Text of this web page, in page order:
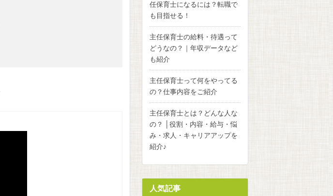
任保育士になるには？転職で
も目指せる！
主任保育士の給料・待遇って
どうなの？｜年収データなど
も紹介
主任保育士って何をやってる
の？仕事内容をご紹介
主任保育士とは？どんな人な
の？ │役割・内容・給与・悩
み・求人・キャリアアップを
紹介♪
人気記事